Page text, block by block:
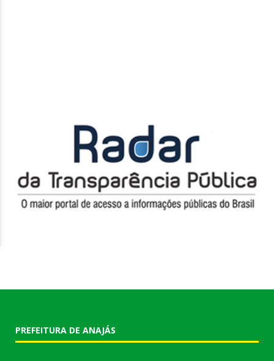
PREFEITURA DE ANAJÁS